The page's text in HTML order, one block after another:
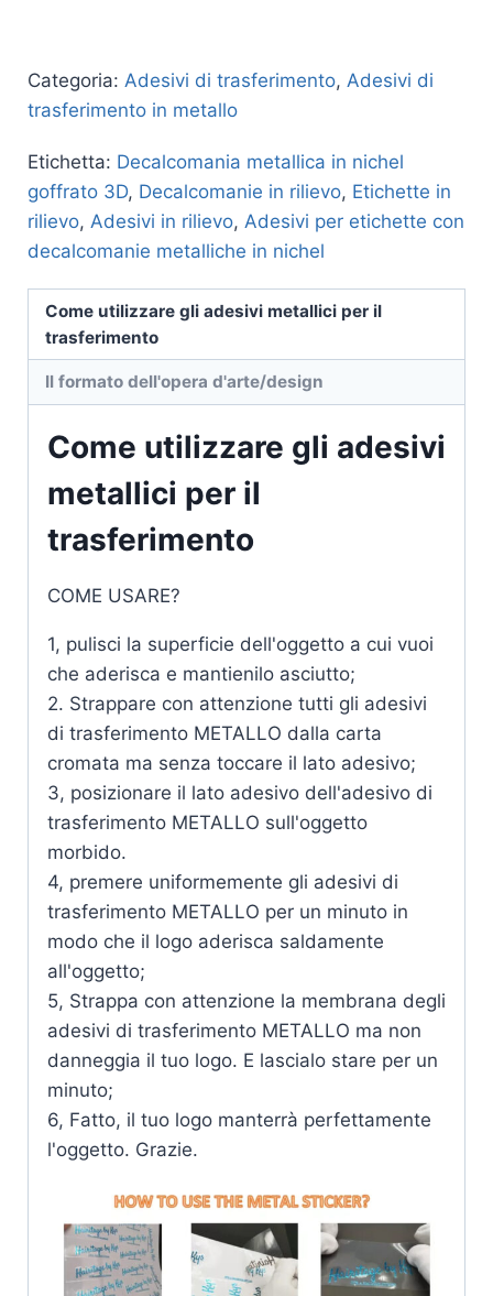
Categoria: Adesivi di trasferimento, Adesivi di
trasferimento in metallo
Etichetta: Decalcomania metallica in nichel
goffrato 3D, Decalcomanie in rilievo, Etichette in
rilievo, Adesivi in ​​rilievo, Adesivi per etichette con
decalcomanie metalliche in nichel
Come utilizzare gli adesivi metallici per il
trasferimento
Il formato dell'opera d'arte/design
Come utilizzare gli adesivi
metallici per il
trasferimento
COME USARE?
1, pulisci la superficie dell'oggetto a cui vuoi
che aderisca e mantienilo asciutto;
2. Strappare con attenzione tutti gli adesivi
di trasferimento METALLO dalla carta
cromata ma senza toccare il lato adesivo;
3, posizionare il lato adesivo dell'adesivo di
trasferimento METALLO sull'oggetto
morbido.
4, premere uniformemente gli adesivi di
trasferimento METALLO per un minuto in
modo che il logo aderisca saldamente
all'oggetto;
5, Strappa con attenzione la membrana degli
adesivi di trasferimento METALLO ma non
danneggia il tuo logo. E lascialo stare per un
minuto;
6, Fatto, il tuo logo manterrà perfettamente
l'oggetto. Grazie.